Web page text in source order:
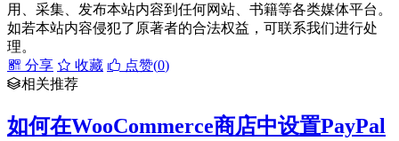
用、采集、发布本站内容到任何网站、书籍等各类媒体平台。
如若本站内容侵犯了原著者的合法权益，可联系我们进行处
理。
分享
收藏 点赞(0)
相关推荐
如何在WooCommerce商店中设置PayPal